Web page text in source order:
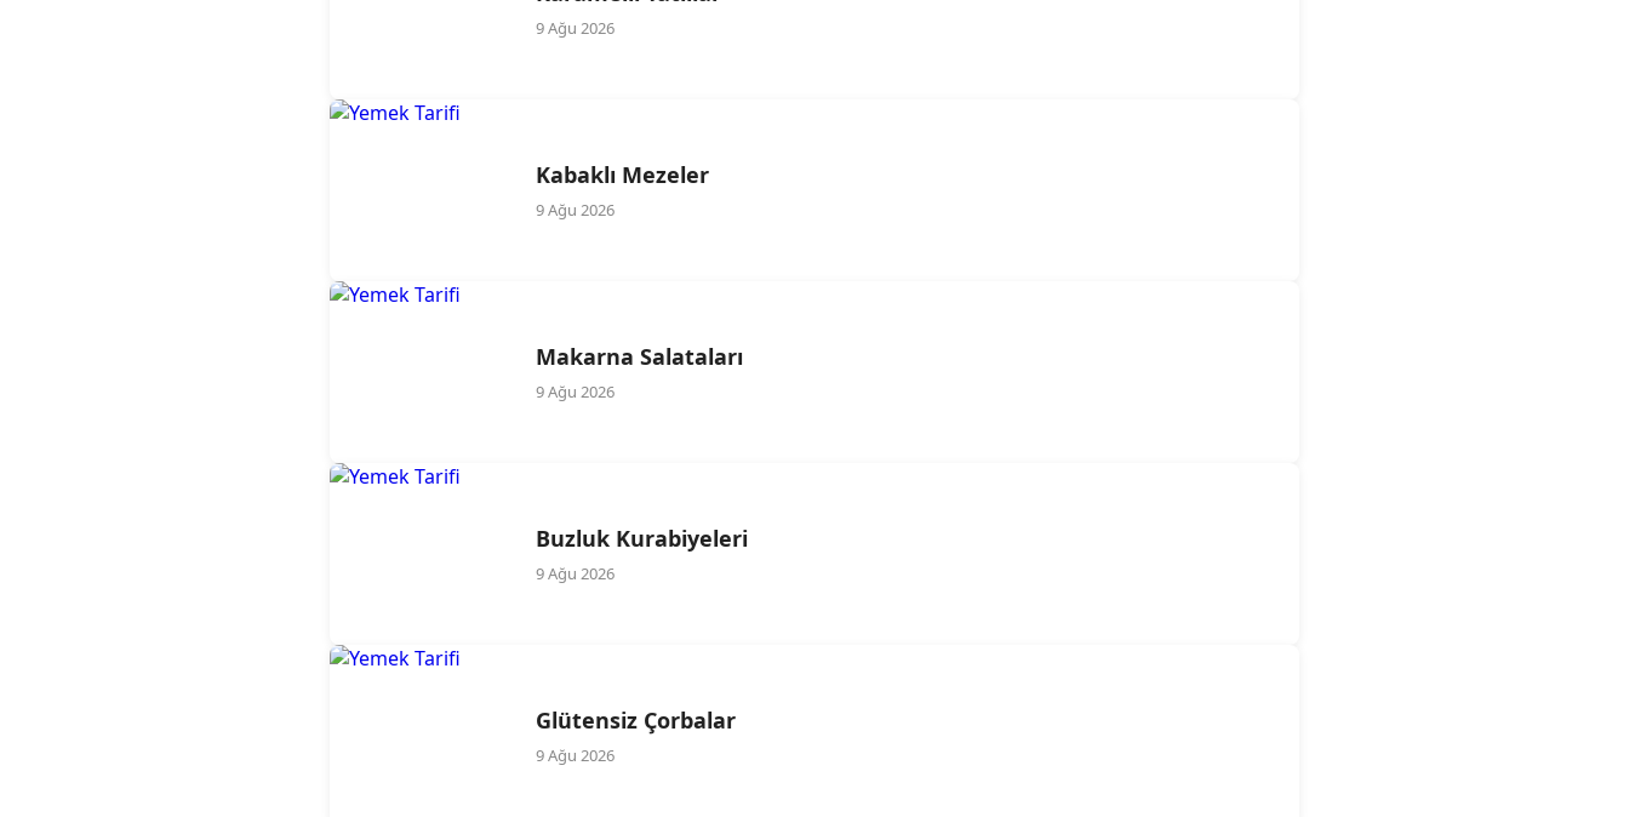
9 Ağu 2026
Kabaklı Mezeler
9 Ağu 2026
Makarna Salataları
9 Ağu 2026
Buzluk Kurabiyeleri
9 Ağu 2026
Glütensiz Çorbalar
9 Ağu 2026